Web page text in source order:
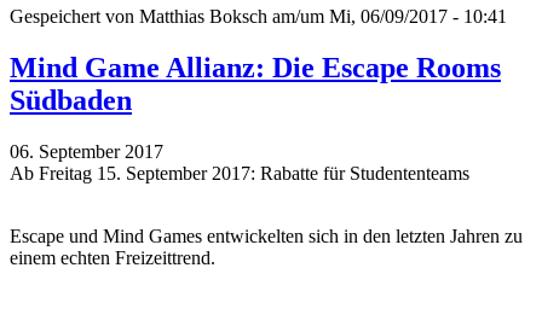
Gespeichert von Matthias Boksch am/um Mi, 06/09/2017 - 10:41
Mind Game Allianz: Die Escape Rooms
Südbaden
06. September 2017
Ab Freitag 15. September 2017: Rabatte für Studententeams
Escape und Mind Games entwickelten sich in den letzten Jahren zu
einem echten Freizeittrend.